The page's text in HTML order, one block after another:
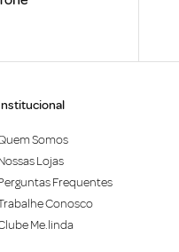
Somos
Lojas
Frequentes
Conosco
Me.linda